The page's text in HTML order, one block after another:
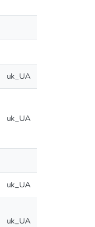
uk_UA
uk_UA
uk_UA
uk_UA